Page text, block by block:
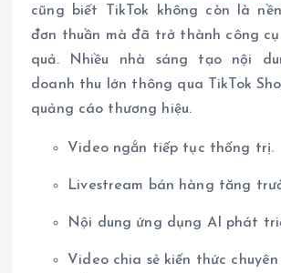
cũng biết TikTok không còn là
đơn thuần mà đã trở thành công cụ
quả. Nhiều nhà sáng tạo nội
doanh thu lớn thông qua TikTok
quảng cáo thương hiệu.
Video ngắn tiếp tục thống trị.
Livestream bán hàng tăng
Nội dung ứng dụng AI phát
Video chia sẻ kiến thức